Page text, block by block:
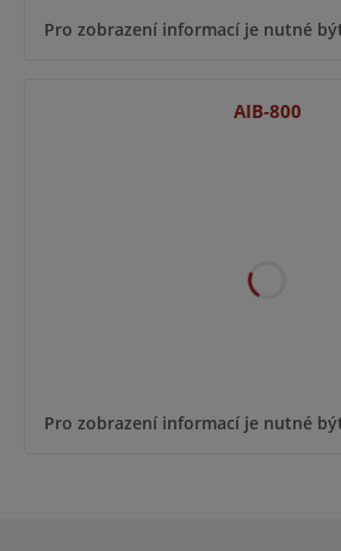
Pro zobrazení informací je nutné
AIB-800
Pro zobrazení informací je nutné